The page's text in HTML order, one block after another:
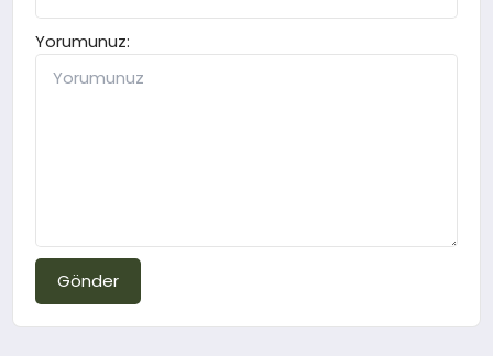
Yorumunuz:
Gönder